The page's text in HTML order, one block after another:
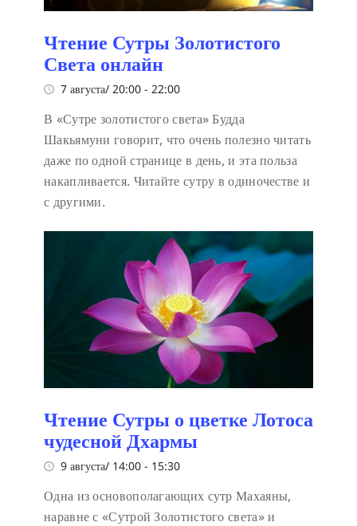
Чтение Сутры Золотистого
Света онлайн
7 августа/ 20:00 - 22:00
В «Сутре золотистого света» Будда
Шакьямуни говорит, что очень полезно читать
даже по одной странице в день, и эта польза
накапливается. Читайте сутру в одиночестве и
с другими.
Чтение Сутры о цветке Лотоса
чудесной Дхармы
9 августа/ 14:00 - 15:30
Одна из основополагающих сутр Махаяны,
наравне с «Сутрой Золотистого света» и